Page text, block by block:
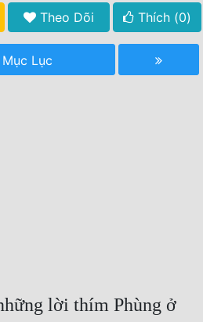
Theo Dõi Thích (0)
Mục Lục
lời thím Phùng ở